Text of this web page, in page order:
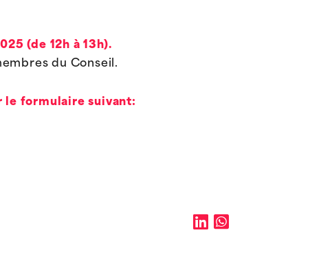
(de 12h à 13h).
du Conseil.
le formulaire suivant: